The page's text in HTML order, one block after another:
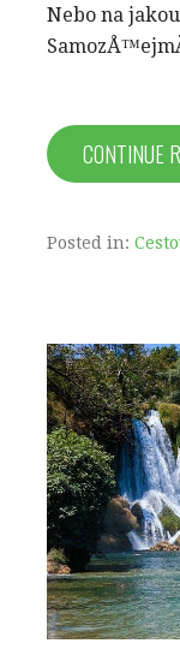
Nebo na
CONTINUE
Posted in: